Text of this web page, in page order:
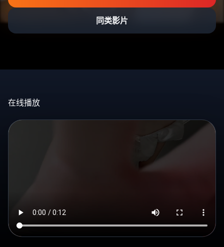
同类影片
在线播放